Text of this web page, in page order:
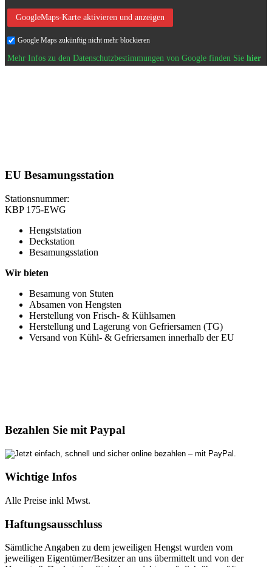
GoogleMaps-Karte aktivieren und anzeigen
Google Maps zukünftig nicht mehr blockieren
Mehr Infos zu den Datenschutzbestimmungen von Google finden Siehier
EU Besamungsstation
Stationsnummer:
KBP 175-EWG
Hengststation
Deckstation
Besamungsstation
Wir bieten
Besamung von Stuten
Absamen von Hengsten
Herstellung von Frisch- & Kühlsamen
Herstellung und Lagerung von Gefriersamen (TG)
Versand von Kühl- & Gefriersamen innerhalb der EU
Bezahlen Sie mit Paypal
Wichtige Infos
Alle Preise inkl Mwst.
Haftungsausschluss
Sämtliche Angaben zu dem jeweiligen Hengst wurden vom
jeweiligen Eigentümer/Besitzer an uns übermittelt und von der